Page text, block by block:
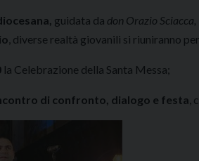
guidata da don Orazio Sciacca,
, diverse realtà giovanili si riuniranno
la Celebrazione della Santa Messa;
di confronto, dialogo e festa ,